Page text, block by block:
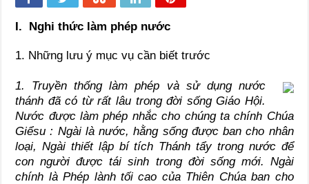
I. Nghi thức làm phép nước
1. Những lưu ý mục vụ cần biết trước
1. Truyền thống làm phép và sử dụng nước
thánh đã có từ rất lâu trong đời sống Giáo Hội.
Nước được làm phép nhắc cho chúng ta chính Chúa
Giểsu : Ngài là nước, hằng sống được ban cho nhân
loại, Ngài thiết lập bí tích Thánh tẩy trong nước để
con người được tái sinh trong đời sống mới. Ngài
chính là Phép lành tối cao của Thiên Chúa ban cho